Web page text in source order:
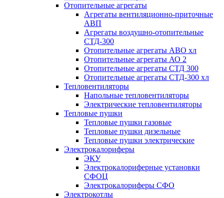
Отопительные агрегаты
Агрегаты вентиляционно-приточные
АВП
Агрегаты воздушно-отопительные
СТД-300
Отопительные агрегаты АВО хл
Отопительные агрегаты АО 2
Отопительные агрегаты СТД 300
Отопительные агрегаты СТД-300 хл
Тепловентиляторы
Напольные тепловентиляторы
Электрические тепловентиляторы
Тепловые пушки
Тепловые пушки газовые
Тепловые пушки дизельные
Тепловые пушки электрические
Электрокалориферы
ЭКУ
Электрокалориферные установки
СФОЦ
Электрокалориферы СФО
Электрокотлы